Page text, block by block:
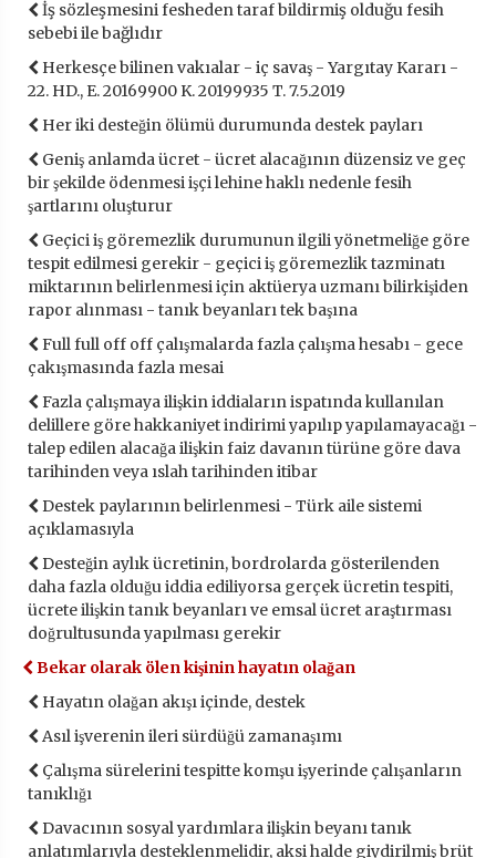
İş sözleşmesini fesheden taraf bildirmiş olduğu fesih
sebebi ile bağlıdır
Herkesçe bilinen vakıalar - iç savaş - Yargıtay Kararı -
22. HD., E. 20169900 K. 20199935 T. 7.5.2019
Her iki desteğin ölümü durumunda destek payları
Geniş anlamda ücret - ücret alacağının düzensiz ve geç
bir şekilde ödenmesi işçi lehine haklı nedenle fesih
şartlarını oluşturur
Geçici iş göremezlik durumunun ilgili yönetmeliğe göre
tespit edilmesi gerekir - geçici iş göremezlik tazminatı
miktarının belirlenmesi için aktüerya uzmanı bilirkişiden
rapor alınması - tanık beyanları tek başına
Full full off off çalışmalarda fazla çalışma hesabı - gece
çakışmasında fazla mesai
Fazla çalışmaya ilişkin iddiaların ispatında kullanılan
delillere göre hakkaniyet indirimi yapılıp yapılamayacağı -
talep edilen alacağa ilişkin faiz davanın türüne göre dava
tarihinden veya ıslah tarihinden itibar
Destek paylarının belirlenmesi - Türk aile sistemi
açıklamasıyla
Desteğin aylık ücretinin, bordrolarda gösterilenden
daha fazla olduğu iddia ediliyorsa gerçek ücretin tespiti,
ücrete ilişkin tanık beyanları ve emsal ücret araştırması
doğrultusunda yapılması gerekir
Bekar olarak ölen kişinin hayatın olağan
Hayatın olağan akışı içinde, destek
Asıl işverenin ileri sürdüğü zamanaşımı
Çalışma sürelerini tespitte komşu işyerinde çalışanların
tanıklığı
Davacının sosyal yardımlara ilişkin beyanı tanık
anlatımlarıyla desteklenmelidir, aksi halde giydirilmiş brüt